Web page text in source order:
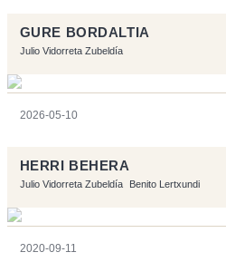
GURE BORDALTIA
Julio Vidorreta Zubeldía
2026-05-10
HERRI BEHERA
Julio Vidorreta Zubeldía Benito Lertxundi
2020-09-11